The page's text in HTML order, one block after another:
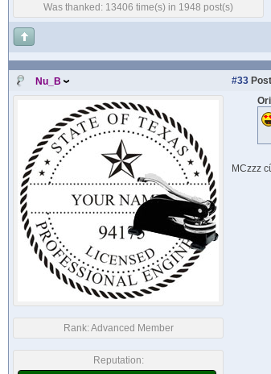
Was thanked: 13406 time(s) in 1948 post(s)
Nu_B #33
Rank:Advanced Member
Reputation:
MCzzz